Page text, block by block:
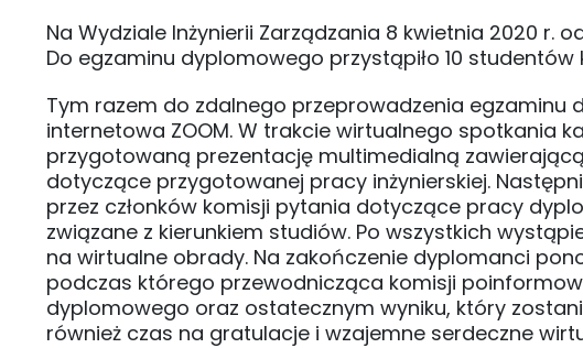
Na Wydziale Inżynierii Zarządzania 8 kwietnia 2020 r.
Do egzaminu dyplomowego przystąpiło 10
Tym razem do zdalnego przeprowadzenia
internetowa ZOOM. W trakcie wirtualnego spotkania
przygotowaną prezentację multimedialną
dotyczące przygotowanej pracy inżynierskiej.
przez członków komisji pytania dotyczące pracy
związane z kierunkiem studiów. Po wszystkich
na wirtualne obrady. Na zakończenie dyplomanci
podczas którego przewodnicząca komisji
dyplomowego oraz ostatecznym wyniku, który
również czas na gratulacje i wzajemne serdeczne